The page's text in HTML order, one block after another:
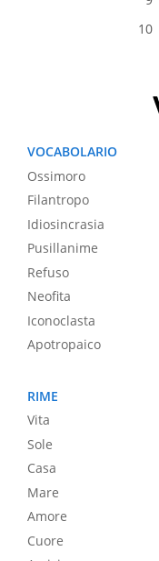
VOCABOLARIO
Ossimoro
Filantropo
Idiosincrasia
Pusillanime
Refuso
Neofita
Iconoclasta
Apotropaico
RIME
Vita
Sole
Casa
Mare
Amore
Cuore